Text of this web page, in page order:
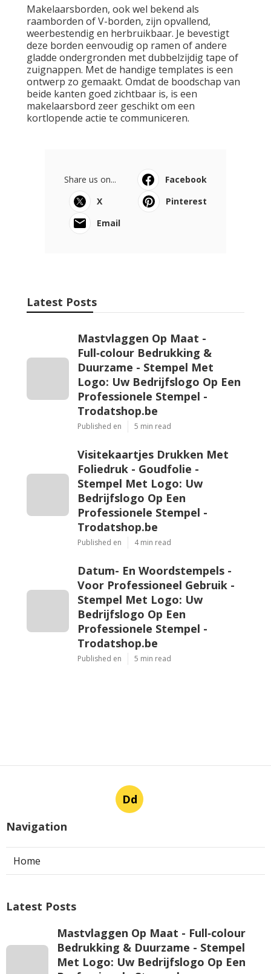
Makelaarsborden, ook wel bekend als
raamborden of V-borden, zijn opvallend,
weerbestendig en herbruikbaar. Je bevestigt
deze borden eenvoudig op ramen of andere
gladde ondergronden met dubbelzijdig tape of
zuignappen. Met de handige templates is een
ontwerp zo gemaakt. Omdat de boodschap van
beide kanten goed zichtbaar is, is een
makelaarsbord zeer geschikt om een
kortlopende actie te communiceren.
Share us on...
Facebook
X
Pinterest
Email
Latest Posts
Mastvlaggen Op Maat -
Full‑colour Bedrukking &
Duurzame - Stempel Met
Logo: Uw Bedrijfslogo Op Een
Professionele Stempel -
Trodatshop.be
Published en 5 min read
Visitekaartjes Drukken Met
Foliedruk - Goudfolie -
Stempel Met Logo: Uw
Bedrijfslogo Op Een
Professionele Stempel -
Trodatshop.be
Published en 4 min read
Datum- En Woordstempels -
Voor Professioneel Gebruik -
Stempel Met Logo: Uw
Bedrijfslogo Op Een
Professionele Stempel -
Trodatshop.be
Published en 5 min read
Dd
Navigation
Home
Latest Posts
Mastvlaggen Op Maat - Full‑colour
Bedrukking & Duurzame - Stempel
Met Logo: Uw Bedrijfslogo Op Een